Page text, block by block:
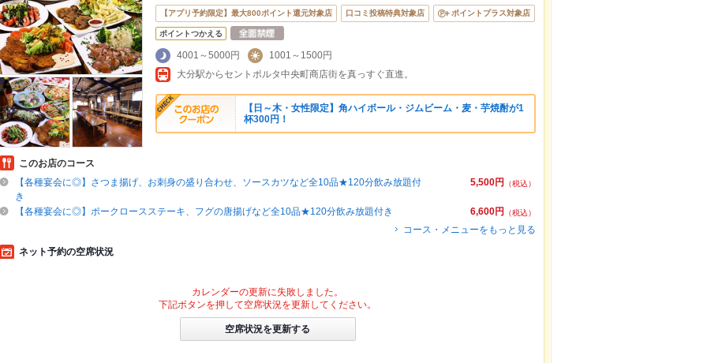
【アプリ予約限定】最大800ポイント還元対象店 口コミ投稿特典対象店 ポイントプラス対象店
ポイントつかえる
4001～5000円
1001～1500円
大分駅からセントポルタ中央町商店街を真っすぐ直進。
【日～木・女性限定】角ハイボール・ジムビーム・麦・芋焼酎が1
杯300円！
このお店のコース
5,500円
（税込）
【各種宴会に◎】さつま揚げ、お刺身の盛り合わせ、ソースカツなど全10品★120分飲み放題付
き
6,600円
（税込）
【各種宴会に◎】ポークロースステーキ、フグの唐揚げなど全10品★120分飲み放題付き
コース・メニューをもっと見る
ネット予約の空席状況
カレンダーの更新に失敗しました。
下記ボタンを押して空席状況を更新してください。
空席状況を更新する